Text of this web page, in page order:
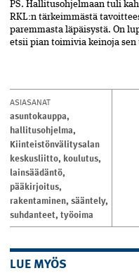
PS. Hallitusohjelmaan tuli
RKL:n tärkeimmästä
paremmasta läpäisystä. On
etsii pian toimivia keinoja sen
ASIASANAT
asuntokauppa,
hallitusohjelma,
Kiinteistönvälitysalan
keskusliitto, koulutus,
lainsäädäntö,
pääkirjoitus,
rakentaminen, sääntely,
suhdanteet, työoima
LUE MYÖS